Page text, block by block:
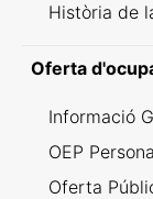
Història de
Oferta
Informació
OEP
Oferta